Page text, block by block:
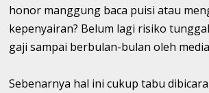
honor manggung baca puisi atau
kepenyairan? Belum lagi risiko
gaji sampai berbulan-bulan oleh
Sebenarnya hal ini cukup tabu